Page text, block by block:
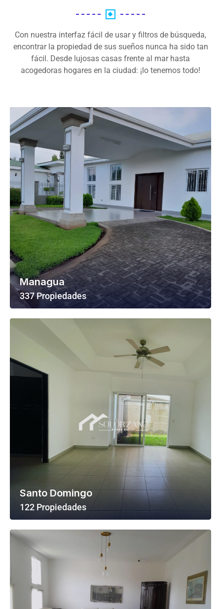
Con nuestra interfaz fácil de usar y filtros de búsqueda,
encontrar la propiedad de sus sueños nunca ha sido tan
fácil. Desde lujosas casas frente al mar hasta
acogedoras hogares en la ciudad: ¡lo tenemos todo!
Managua
337 Propiedades
Ver Todas Las Propiedades
Santo Domingo
122 Propiedades
Ver Todas Las Propiedades